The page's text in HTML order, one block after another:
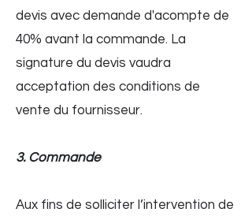
devis avec demande d'acompte de
40% avant la commande. La
signature du devis vaudra
acceptation des conditions de
vente du fournisseur.
3. Commande
Aux fins de solliciter l’intervention de